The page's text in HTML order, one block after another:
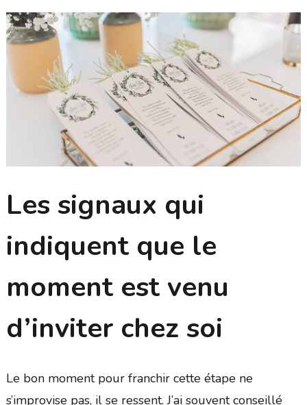
Les signaux qui
indiquent que le
moment est venu
d’inviter chez soi
Le bon moment pour franchir cette étape ne
s’improvise pas, il se ressent. J’ai souvent conseillé